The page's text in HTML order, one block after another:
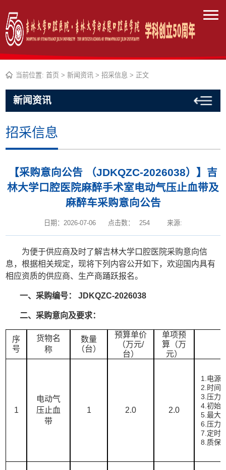
当前位置:首页 >新闻资讯 >招采信息 > 正文
新闻资讯
招采信息
【采购意向公告 （JDKQZC-2026038）】吉
林大学口腔医院麻醉手术室电动气压止血带及
麻醉车采购意向公告
日期：2026-07-06 点击数： 254 来源:
为便于供应商及时了解吉林大学口腔医院采购意向信
息，根据相关规定，现将下列内容公开如下，欢迎国内具有
相应资质的供应商、生产商踊跃报名。
一、 采购编号： JDKQZC-2026038
二、 采购意向及要求：
序
号
货物名
称
数量
（台）
预算单价
（万元/
台）
单项预
算（万
元）
1
电动气
压止血
带
1 2.0 2.0
1.电源
2.时间
3.压力
4.初始
5.最大
6.压力
7.定时
8.质保